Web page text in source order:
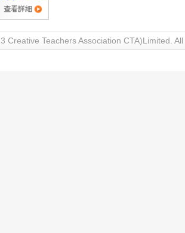
Creative Teachers Association CTA)Limited.